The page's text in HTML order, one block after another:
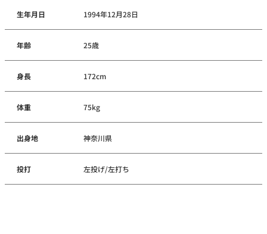
生年月日 1994年12月28日
年齢 25歳
身長 172cm
体重 75kg
出身地 神奈川県
投打 左投げ/左打ち